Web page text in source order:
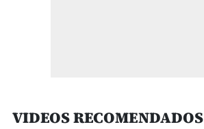
VIDEOS RECOMENDADOS